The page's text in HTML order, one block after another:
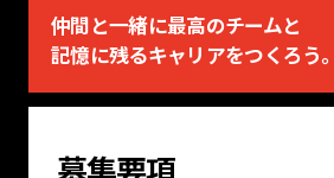
仲間と一緒に最高のチームと
記憶に残るキャリアをつくろう。